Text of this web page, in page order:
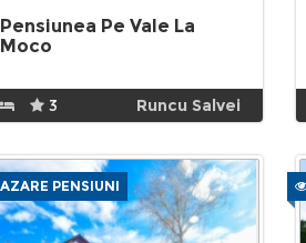
Pensiunea Pe Vale La
Moco
3 Runcu Salvei
PENSIUNI